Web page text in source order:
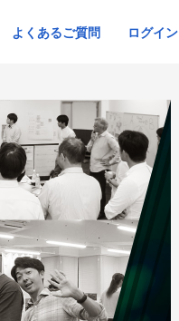
よくあるご質問 ログイン